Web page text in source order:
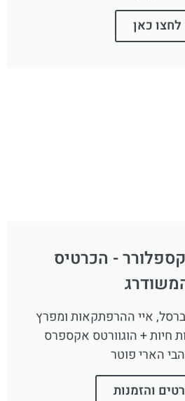
לחצו כאן
- הכרטיס
איי ההרפתקאות ומפרץ
חיות + הוגוורטס אקספרס
הארי פוטר
והזמנות